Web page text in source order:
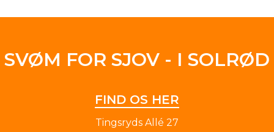
SVØM FOR SJOV - I SOLRØD
FIND OS HER
Tingsryds Allé 27